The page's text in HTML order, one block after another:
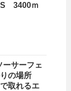
S 3400ｍ
ーサーフェ
の場所
取れるエ